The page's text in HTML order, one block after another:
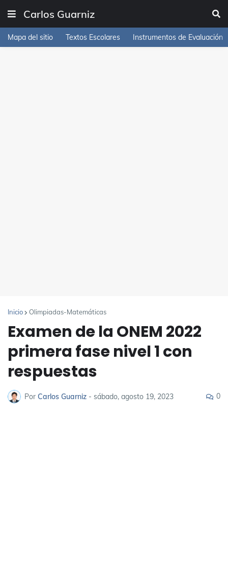
Carlos Guarniz
Mapa del sitio Textos Escolares Instrumentos de Evaluación
Inicio Olimpiadas-Matemáticas
Examen de la ONEM 2022
primera fase nivel 1 con
respuestas
Por Carlos Guarniz - sábado, agosto 19, 2023 0